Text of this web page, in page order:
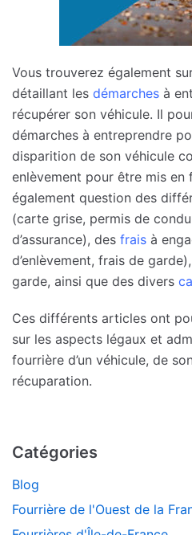
Vous trouverez également
détaillant les démarches à
récupérer son véhicule. Il
démarches à entreprendre
disparition de son véhicule
enlèvement pour être mis en
également question des
(carte grise, permis de
d’assurance), des frais à
d’enlèvement, frais de
garde, ainsi que des divers
Ces différents articles ont
sur les aspects légaux et
fourrière d’un véhicule, de
récuparation.
Catégories
Blog
Fourrière de l'Ouest de la